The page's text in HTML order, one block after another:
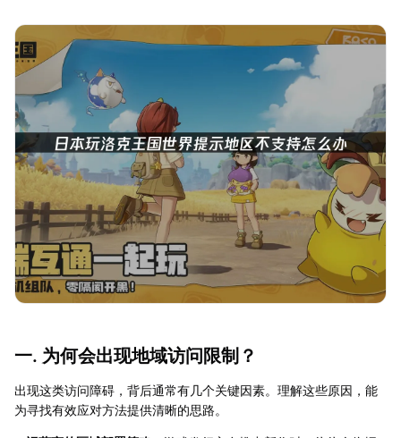
一. 为何会出现地域访问限制？
出现这类访问障碍，背后通常有几个关键因素。理解这些原因，能
为寻找有效应对方法提供清晰的思路。